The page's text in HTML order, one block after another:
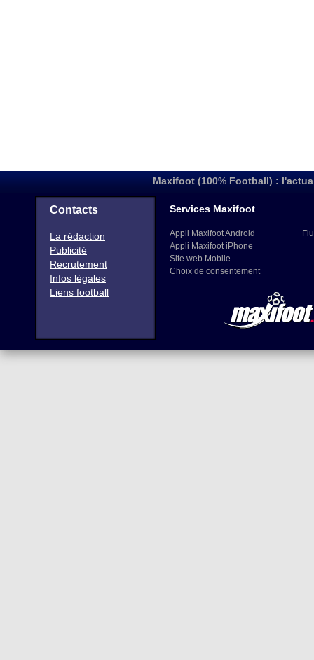
Maxifoot (100% Football) :
Contacts
La rédaction
Publicité
Recrutement
Infos légales
Liens football
Services Maxifoot
Appli Maxifoot Android
Appli Maxifoot iPhone
Site web Mobile
Choix de consentement